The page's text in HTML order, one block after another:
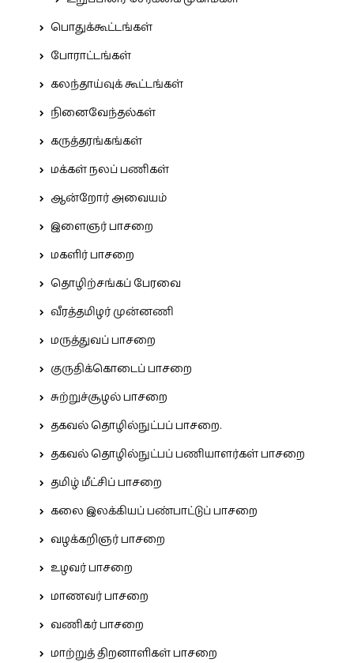
பொதுக்கூட்டங்கள்
போராட்டங்கள்
கலந்தாய்வுக் கூட்டங்கள்
நினைவேந்தல்கள்
கருத்தரங்கங்கள்
மக்கள் நலப் பணிகள்
ஆன்றோர் அவையம்
இளைஞர் பாசறை
மகளிர் பாசறை
தொழிற்சங்கப் பேரவை
வீரத்தமிழர் முன்னணி
மருத்துவப் பாசறை
குருதிக்கொடைப் பாசறை
சுற்றுச்சூழல் பாசறை
தகவல் தொழில்நுட்பப் பாசறை.
தகவல் தொழில்நுட்பப் பணியாளர்கள் பாசறை
தமிழ் மீட்சிப் பாசறை
கலை இலக்கியப் பண்பாட்டுப் பாசறை
வழக்கறிஞர் பாசறை
உழவர் பாசறை
மாணவர் பாசறை
வணிகர் பாசறை
மாற்றுத் திறனாளிகள் பாசறை